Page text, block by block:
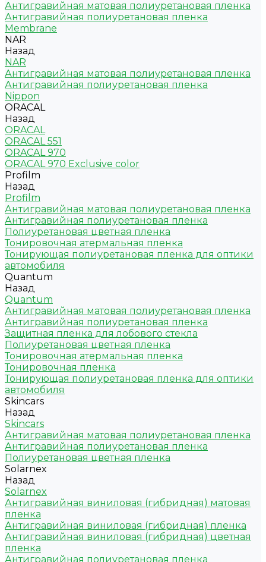
Антигравийная матовая полиуретановая пленка
Антигравийная полиуретановая пленка
Membrane
NAR
Назад
NAR
Антигравийная матовая полиуретановая пленка
Антигравийная полиуретановая пленка
Nippon
ORACAL
Назад
ORACAL
ORACAL 551
ORACAL 970
ORACAL 970 Exclusive color
Profilm
Назад
Profilm
Антигравийная матовая полиуретановая пленка
Антигравийная полиуретановая пленка
Полиуретановая цветная пленка
Тонировочная атермальная пленка
Тонирующая полиуретановая пленка для оптики
автомобиля
Quantum
Назад
Quantum
Антигравийная матовая полиуретановая пленка
Антигравийная полиуретановая пленка
Защитная пленка для лобового стекла
Полиуретановая цветная пленка
Тонировочная атермальная пленка
Тонировочная пленка
Тонирующая полиуретановая пленка для оптики
автомобиля
Skincars
Назад
Skincars
Антигравийная матовая полиуретановая пленка
Антигравийная полиуретановая пленка
Полиуретановая цветная пленка
Solarnex
Назад
Solarnex
Антигравийная виниловая (гибридная) матовая
пленка
Антигравийная виниловая (гибридная) пленка
Антигравийная виниловая (гибридная) цветная
пленка
Антигравийная полиуретановая пленка